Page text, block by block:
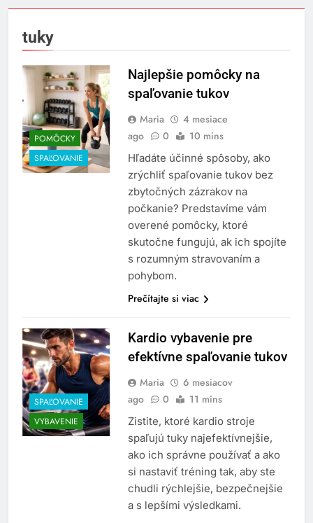
tuky
POMÔCKY
SPAĽOVANIE
Najlepšie pomôcky na
spaľovanie tukov
Maria
4 mesiace
ago
0 10 mins
Hľadáte účinné spôsoby, ako
zrýchliť spaľovanie tukov bez
zbytočných zázrakov na
počkanie? Predstavíme vám
overené pomôcky, ktoré
skutočne fungujú, ak ich spojíte
s rozumným stravovaním a
pohybom.
Prečítajte si viac
SPAĽOVANIE
VYBAVENIE
Kardio vybavenie pre
efektívne spaľovanie tukov
Maria
6 mesiacov
ago
0 11 mins
Zistite, ktoré kardio stroje
spaľujú tuky najefektívnejšie,
ako ich správne používať a ako
si nastaviť tréning tak, aby ste
chudli rýchlejšie, bezpečnejšie
a s lepšími výsledkami.